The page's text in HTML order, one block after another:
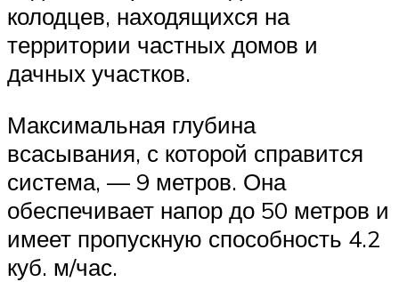
колодцев, находящихся на
территории частных домов и
дачных участков.
Максимальная глубина
всасывания, с которой справится
система, — 9 метров. Она
обеспечивает напор до 50 метров и
имеет пропускную способность 4.2
куб. м/час.